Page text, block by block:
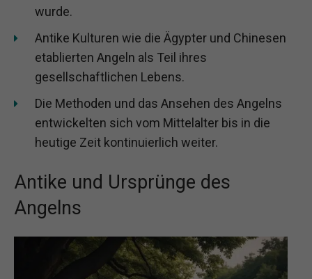
wurde.
Antike Kulturen wie die Ägypter und Chinesen
etablierten Angeln als Teil ihres
gesellschaftlichen Lebens.
Die Methoden und das Ansehen des Angelns
entwickelten sich vom Mittelalter bis in die
heutige Zeit kontinuierlich weiter.
Antike und Ursprünge des
Angelns